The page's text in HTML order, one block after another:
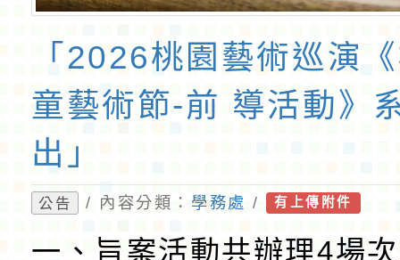
「2026桃園藝術巡演
童藝術節-前 導活動》
出」
公告 / 內容分類： 學務處 / 有上傳附件
一、旨案活動共辦理4場